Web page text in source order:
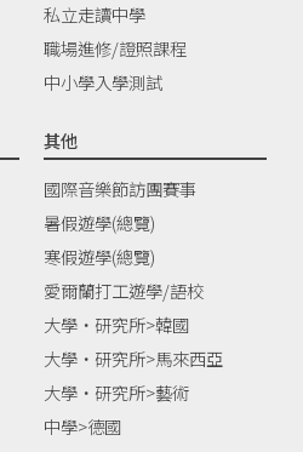
私立走讀中學
職場進修/證照課程
中小學入學測試
其他
國際音樂節訪團賽事
暑假遊學(總覽)
寒假遊學(總覽)
愛爾蘭打工遊學/語校
大學‧研究所>韓國
大學‧研究所>馬來西亞
大學‧研究所>藝術
中學>德國